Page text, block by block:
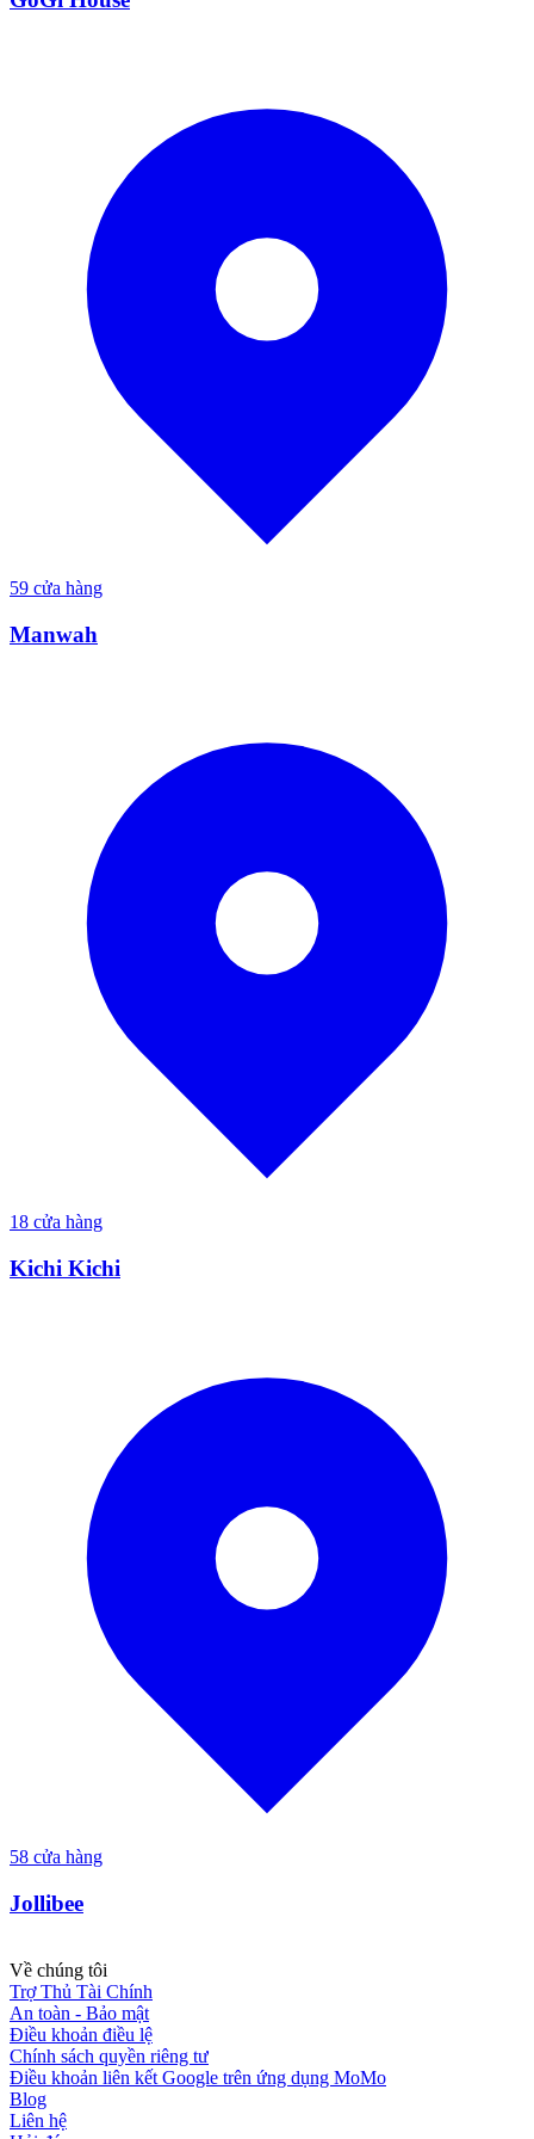
59 cửa hàng
Manwah
18 cửa hàng
Kichi Kichi
58 cửa hàng
Jollibee
Về chúng tôi
Trợ Thủ Tài Chính
An toàn - Bảo mật
Điều khoản điều lệ
Chính sách quyền riêng tư
Điều khoản liên kết Google trên ứng dụng MoMo
Blog
Liên hệ